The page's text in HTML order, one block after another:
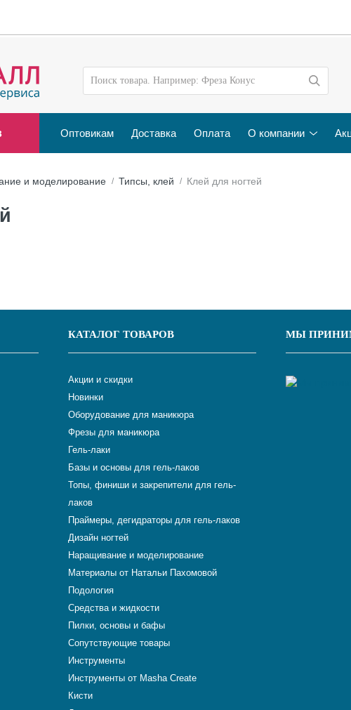
Оптовикам Доставка Оплата О компании
и моделирование Типсы, клей Клей для ногтей
КАТАЛОГ ТОВАРОВ
Акции и скидки
Новинки
Оборудование для маникюра
Фрезы для маникюра
Гель-лаки
Базы и основы для гель-лаков
Топы, финиши и закрепители для гель-
лаков
Праймеры, дегидраторы для гель-лаков
Дизайн ногтей
Наращивание и моделирование
Материалы от Натальи Пахомовой
Подология
Средства и жидкости
Пилки, основы и бафы
Сопутствующие товары
Инструменты
Инструменты от Masha Create
Кисти
МЫ